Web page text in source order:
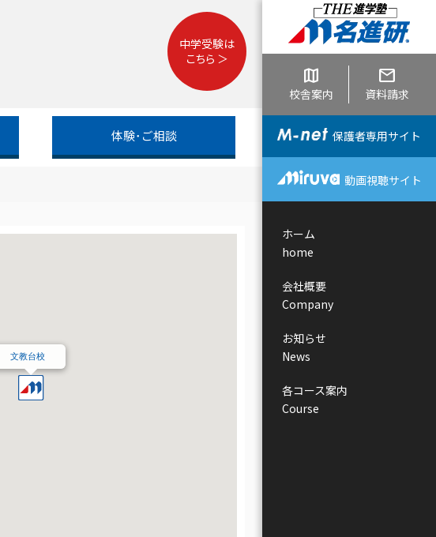
map
校舎案内
mail
資料請求
保護者専用サイト
動画視聴サイト
ホーム
home
会社概要
Company
お知らせ
News
各コース案内
Course
体験･ご相談
中学受験は
こちら ＞
文教台校